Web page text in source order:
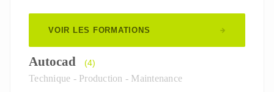
VOIR LES FORMATIONS
Autocad (4)
Technique - Production - Maintenance